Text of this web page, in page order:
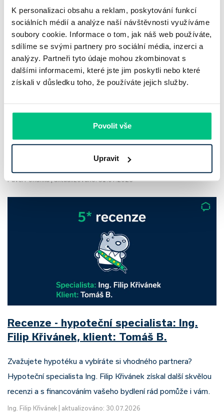
K personalizaci obsahu a reklam, poskytování funkcí
sociálních médií a analýze naší návštěvnosti využíváme
soubory cookie. Informace o tom, jak náš web používáte,
sdílíme se svými partnery pro sociální média, inzerci a
analýzy. Partneři tyto údaje mohou zkombinovat s
dalšími informacemi, které jste jim poskytli nebo které
získali v důsledku toho, že používáte jejich služby.
Povolit vše
Upravit
Komerční banka: pokles zisku
klesl zisk na 8,5 miliardy korun, na druhé ale dál výrazně
Pavel Pohanka|aktualizováno: 31.07.2026
Recenze - hypoteční specialista: Ing.
Filip Křivánek, klient: Tomáš B.
Zvažujete hypotéku a vybíráte si vhodného partnera?
Hypoteční specialista Ing. Filip Křivánek získal další skvělou
recenzi a s financováním vašeho bydlení rád pomůže i vám.
Ing. Filip Křivánek
aktualizováno: 30.07.2026